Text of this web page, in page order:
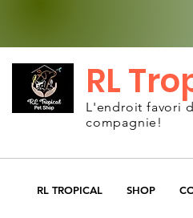
RL
L'endroit favori
compagnie!
RL TROPICAL SHOP